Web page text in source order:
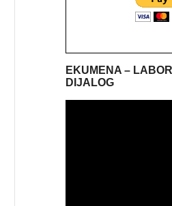
EKUMENA –
DIJALOG